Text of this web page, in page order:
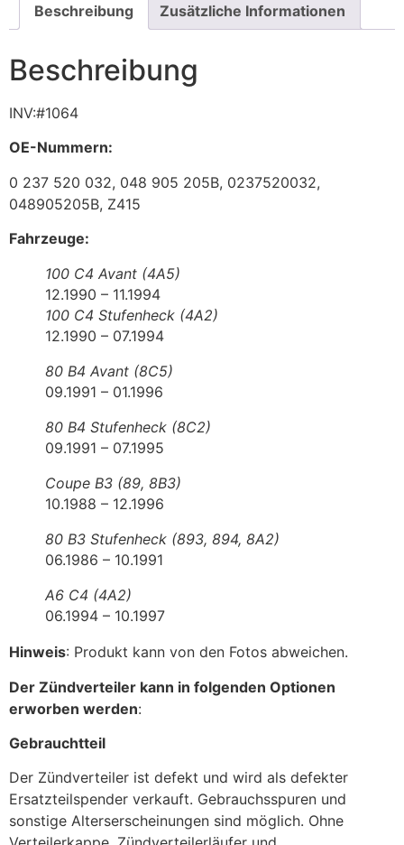
Beschreibung Zusätzliche Informationen
Beschreibung
INV:#1064
OE-Nummern:
0 237 520 032, 048 905 205B, 0237520032,
048905205B, Z415
Fahrzeuge:
100 C4 Avant (4A5)
12.1990 – 11.1994
100 C4 Stufenheck (4A2)
12.1990 – 07.1994
80 B4 Avant (8C5)
09.1991 – 01.1996
80 B4 Stufenheck (8C2)
09.1991 – 07.1995
Coupe B3 (89, 8B3)
10.1988 – 12.1996
80 B3 Stufenheck (893, 894, 8A2)
06.1986 – 10.1991
A6 C4 (4A2)
06.1994 – 10.1997
Hinweis: Produkt kann von den Fotos abweichen.
Der Zündverteiler kann in folgenden Optionen
erworben werden:
Gebrauchtteil
Der Zündverteiler ist defekt und wird als defekter
Ersatzteilspender verkauft. Gebrauchsspuren und
sonstige Alterserscheinungen sind möglich. Ohne